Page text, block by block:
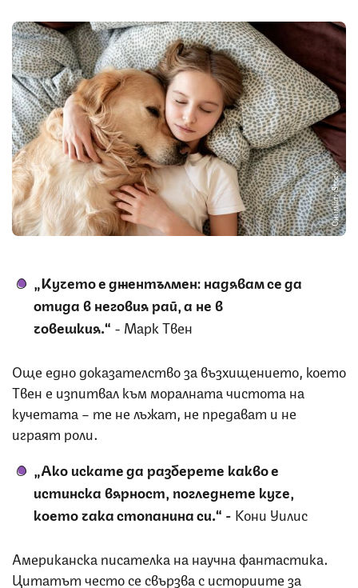
Снимка: iStock
„Кучето е джентълмен: надявам се да
отида в неговия рай, а не в
човешкия.“ - Марк Твен
Още едно доказателство за възхищението, което
Твен е изпитвал към моралната чистота на
кучетата – те не лъжат, не предават и не
играят роли.
„Ако искате да разберете какво е
истинска вярност, погледнете куче,
което чака стопанина си.“ - Кони Уилис
Американска писателка на научна фантастика.
Цитатът често се свързва с историите за